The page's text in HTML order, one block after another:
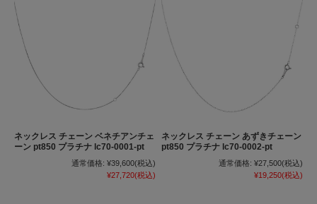
ネックレス チェーン ベネチアンチェ
ーン pt850 プラチナ lc70-0001-pt
通常価格: ¥39,600(税込)
¥27,720(税込)
ネックレス チェーン あずきチェーン
pt850 プラチナ lc70-0002-pt
通常価格: ¥27,500(税込)
¥19,250(税込)